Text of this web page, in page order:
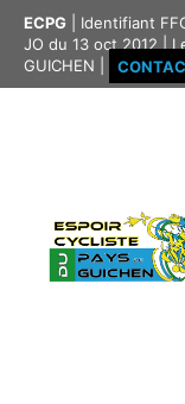
contenu
ECPG | Identifiant
JO du 13 oct 2012 |
GUICHEN |